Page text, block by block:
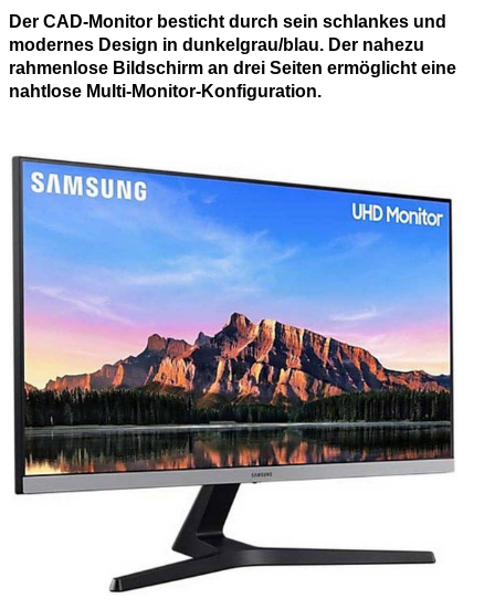
Der CAD-Monitor besticht durch sein schlankes und
modernes Design in dunkelgrau/blau. Der nahezu
rahmenlose Bildschirm an drei Seiten ermöglicht eine
nahtlose Multi-Monitor-Konfiguration.